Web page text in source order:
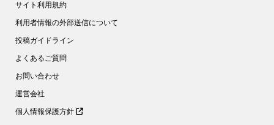
サイト利用規約
利用者情報の外部送信について
投稿ガイドライン
よくあるご質問
お問い合わせ
運営会社
個人情報保護方針